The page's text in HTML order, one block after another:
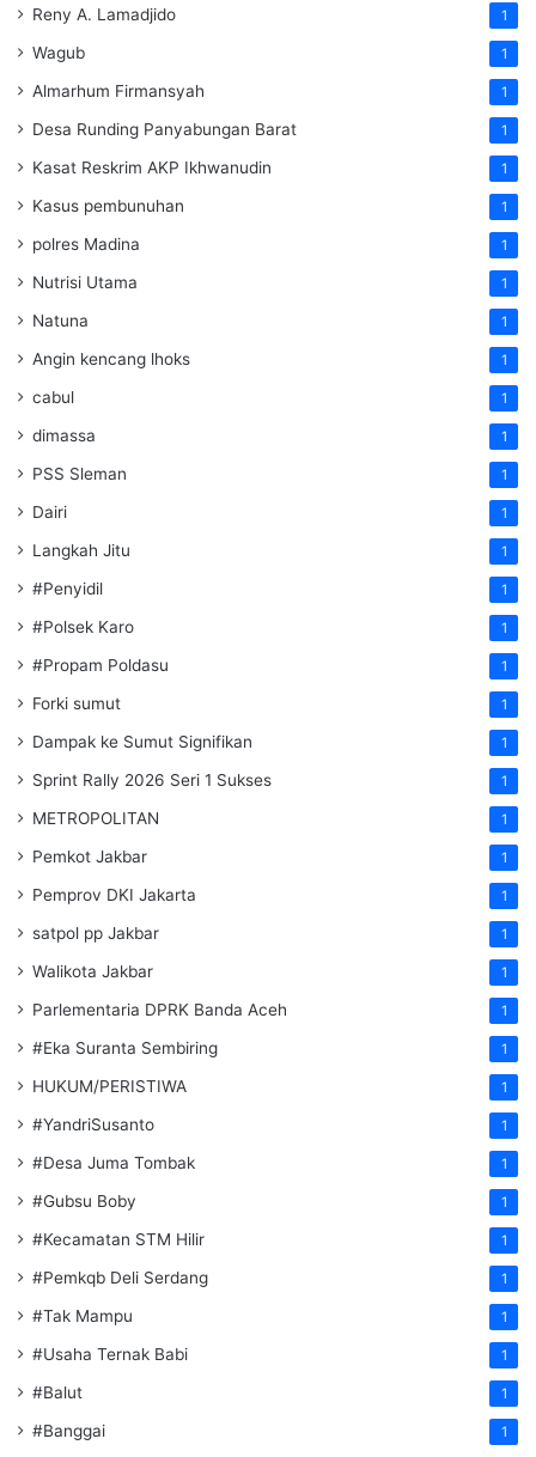
Reny A. Lamadjido 1
Wagub 1
Almarhum Firmansyah 1
Desa Runding Panyabungan Barat 1
Kasat Reskrim AKP Ikhwanudin 1
Kasus pembunuhan 1
polres Madina 1
Nutrisi Utama 1
Natuna 1
Angin kencang lhoks 1
cabul 1
dimassa 1
PSS Sleman 1
Dairi 1
Langkah Jitu 1
#Penyidil 1
#Polsek Karo 1
#Propam Poldasu 1
Forki sumut 1
Dampak ke Sumut Signifikan 1
Sprint Rally 2026 Seri 1 Sukses 1
METROPOLITAN 1
Pemkot Jakbar 1
Pemprov DKI Jakarta 1
satpol pp Jakbar 1
Walikota Jakbar 1
Parlementaria DPRK Banda Aceh 1
#Eka Suranta Sembiring 1
HUKUM/PERISTIWA 1
#YandriSusanto 1
#Desa Juma Tombak 1
#Gubsu Boby 1
#Kecamatan STM Hilir 1
#Pemkqb Deli Serdang 1
#Tak Mampu 1
#Usaha Ternak Babi 1
#Balut 1
#Banggai 1